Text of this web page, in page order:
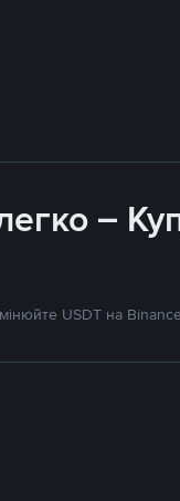
–
USDT на